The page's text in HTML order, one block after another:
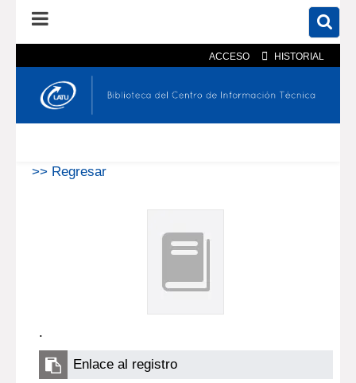
ACCESO HISTORIAL
En el catálogo En el sitio
>> Regresar
.
Enlace al registro